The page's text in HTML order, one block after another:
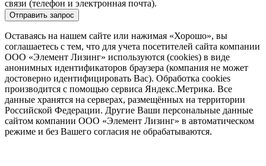
связи (телефон и электронная почта).
Отправить запрос
Оставаясь на нашем сайте или нажимая «Хорошо», вы
соглашаетесь с тем, что для учета посетителей сайта компании
ООО «Элемент Лизинг» используются (cookies) в виде
анонимных идентификаторов браузера (компания не может
достоверно идентифицировать Вас). Обработка cookies
производится с помощью сервиса Яндекс.Метрика. Все
данные хранятся на серверах, размещённых на территории
Российской Федерации. Другие Ваши персональные данные
сайтом компании ООО «Элемент Лизинг» в автоматическом
режиме и без Вашего согласия не обрабатываются.